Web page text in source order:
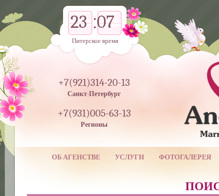
+7(921)314-20-13
Санкт-Петербург
+7(931)005-63-13
Регионы
23 07
Питерское время
ОБ АГЕНСТВЕ УСЛУГИ ФОТОГАЛЕРЕЯ